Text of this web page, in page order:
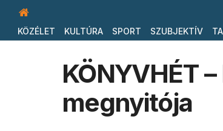
KÖZÉLET KULTÚRA SPORT SZUBJEKTÍV
KÖNYVHÉT
megnyitója